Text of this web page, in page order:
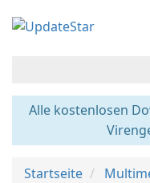
Alle kostenlosen
Startseite